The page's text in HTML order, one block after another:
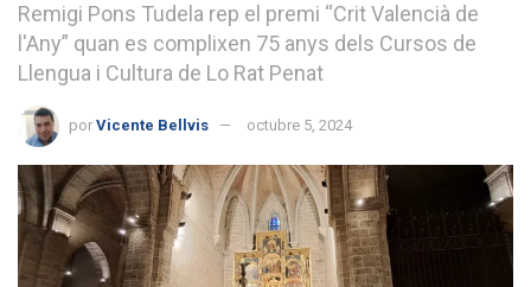
Remigi Pons Tudela rep el premi “Crit Valencià de
l'Any” quan es complixen 75 anys dels Cursos de
Llengua i Cultura de Lo Rat Penat
por Vicente Bellvis octubre 5, 2024